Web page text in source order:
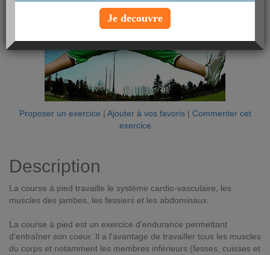
Proposer un exercice | Ajouter à vos favoris| Commenter cet
exercice
Description
La course à pied travaille le système cardio-vasculaire, les
muscles des jambes, les fessiers et les abdominaux.
La course à pied est un exercice d'endurance permettant
d'entraîner son coeur. Il a l'avantage de travailler tous les muscles
du corps et notamment les membres inférieurs (fesses, cuisses et
Je decouvre